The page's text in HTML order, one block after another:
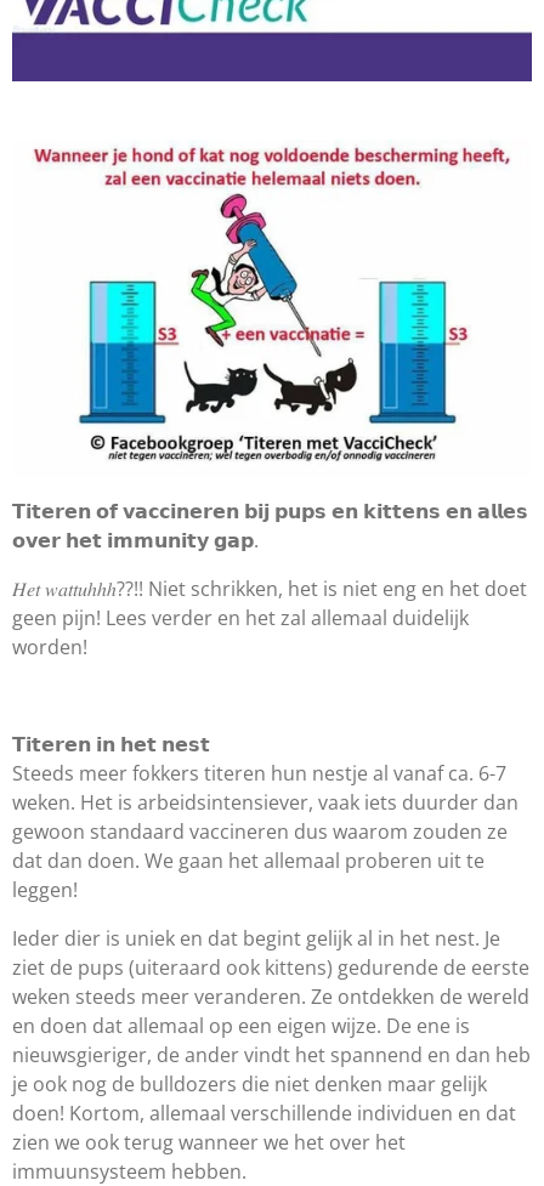
𝗧𝗶𝘁𝗲𝗿𝗲𝗻 𝗼𝗳 𝘃𝗮𝗰𝗰𝗶𝗻𝗲𝗿𝗲𝗻 𝗯𝗶𝗷 𝗽𝘂𝗽𝘀 𝗲𝗻 𝗸𝗶𝘁𝘁𝗲𝗻𝘀 𝗲𝗻 𝗮𝗹𝗹𝗲𝘀
𝗼𝘃𝗲𝗿 𝗵𝗲𝘁 𝗶𝗺𝗺𝘂𝗻𝗶𝘁𝘆 𝗴𝗮𝗽.
𝐻𝑒𝑡 𝑤𝑎𝑡𝑡𝑢ℎℎℎ??!! Niet schrikken, het is niet eng en het doet
geen pijn! Lees verder en het zal allemaal duidelijk
worden!
𝗧𝗶𝘁𝗲𝗿𝗲𝗻 𝗶𝗻 𝗵𝗲𝘁 𝗻𝗲𝘀𝘁
Steeds meer fokkers titeren hun nestje al vanaf ca. 6-7
weken. Het is arbeidsintensiever, vaak iets duurder dan
gewoon standaard vaccineren dus waarom zouden ze
dat dan doen. We gaan het allemaal proberen uit te
leggen!
Ieder dier is uniek en dat begint gelijk al in het nest. Je
ziet de pups (uiteraard ook kittens) gedurende de eerste
weken steeds meer veranderen. Ze ontdekken de wereld
en doen dat allemaal op een eigen wijze. De ene is
nieuwsgieriger, de ander vindt het spannend en dan heb
je ook nog de bulldozers die niet denken maar gelijk
doen! Kortom, allemaal verschillende individuen en dat
zien we ook terug wanneer we het over het
immuunsysteem hebben.